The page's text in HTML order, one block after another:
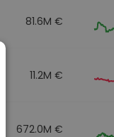
81.6M €
11.2M €
672.0M €